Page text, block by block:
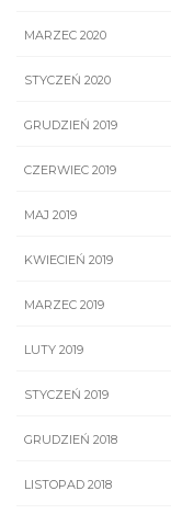
MARZEC 2020
STYCZEŃ 2020
GRUDZIEŃ 2019
CZERWIEC 2019
MAJ 2019
KWIECIEŃ 2019
MARZEC 2019
LUTY 2019
STYCZEŃ 2019
GRUDZIEŃ 2018
LISTOPAD 2018